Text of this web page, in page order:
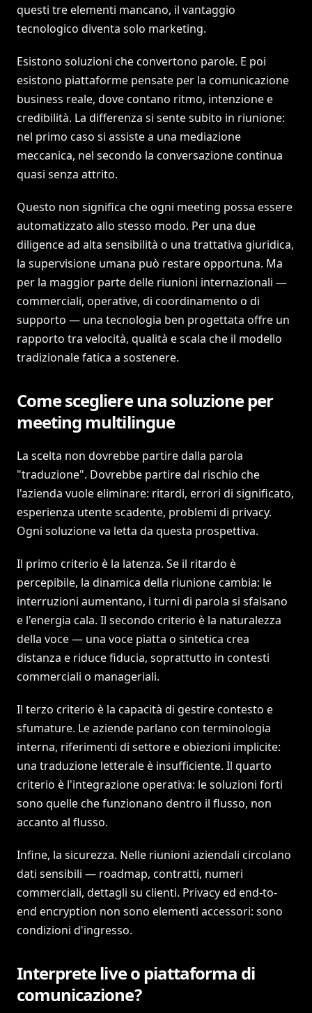
questi tre elementi mancano, il vantaggio
tecnologico diventa solo marketing.
Esistono soluzioni che convertono parole. E poi
esistono piattaforme pensate per la comunicazione
business reale, dove contano ritmo, intenzione e
credibilità. La differenza si sente subito in riunione:
nel primo caso si assiste a una mediazione
meccanica, nel secondo la conversazione continua
quasi senza attrito.
Questo non significa che ogni meeting possa essere
automatizzato allo stesso modo. Per una due
diligence ad alta sensibilità o una trattativa giuridica,
la supervisione umana può restare opportuna. Ma
per la maggior parte delle riunioni internazionali —
commerciali, operative, di coordinamento o di
supporto — una tecnologia ben progettata offre un
rapporto tra velocità, qualità e scala che il modello
tradizionale fatica a sostenere.
Come scegliere una soluzione per
meeting multilingue
La scelta non dovrebbe partire dalla parola
"traduzione". Dovrebbe partire dal rischio che
l'azienda vuole eliminare: ritardi, errori di significato,
esperienza utente scadente, problemi di privacy.
Ogni soluzione va letta da questa prospettiva.
Il primo criterio è la latenza. Se il ritardo è
percepibile, la dinamica della riunione cambia: le
interruzioni aumentano, i turni di parola si sfalsano
e l'energia cala. Il secondo criterio è la naturalezza
della voce — una voce piatta o sintetica crea
distanza e riduce fiducia, soprattutto in contesti
commerciali o manageriali.
Il terzo criterio è la capacità di gestire contesto e
sfumature. Le aziende parlano con terminologia
interna, riferimenti di settore e obiezioni implicite:
una traduzione letterale è insufficiente. Il quarto
criterio è l'integrazione operativa: le soluzioni forti
sono quelle che funzionano dentro il flusso, non
accanto al flusso.
Infine, la sicurezza. Nelle riunioni aziendali circolano
dati sensibili — roadmap, contratti, numeri
commerciali, dettagli su clienti. Privacy ed end-to-
end encryption non sono elementi accessori: sono
condizioni d'ingresso.
Interprete live o piattaforma di
comunicazione?